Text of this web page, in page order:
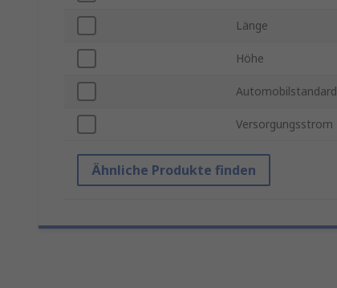
Länge
Höhe
Automobilstandard
Versorgungsstrom
Ähnliche Produkte finden